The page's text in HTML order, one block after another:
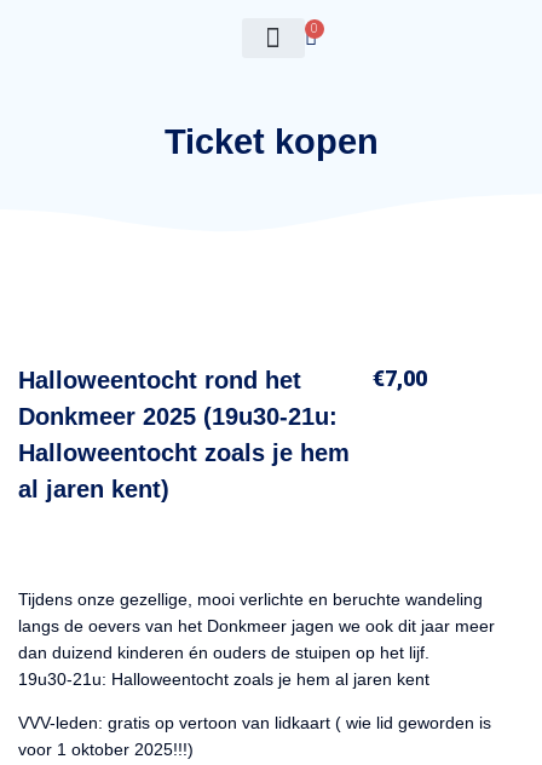
0
Ticket kopen
Halloweentocht rond het
Donkmeer 2025 (19u30-21u:
Halloweentocht zoals je hem
al jaren kent)
€7,00
Tijdens onze gezellige, mooi verlichte en beruchte wandeling
langs de oevers van het Donkmeer jagen we ook dit jaar meer
dan duizend kinderen én ouders de stuipen op het lijf.
19u30-21u: Halloweentocht zoals je hem al jaren kent
VVV-leden: gratis op vertoon van lidkaart ( wie lid geworden is
voor 1 oktober 2025!!!)